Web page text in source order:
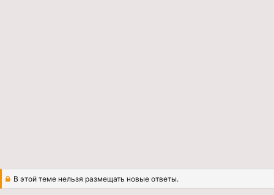
В этой теме нельзя размещать новые ответы.